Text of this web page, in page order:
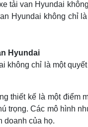
tải van Hyundai
Hyundai không chỉ
Hyundai
không chỉ là một
thiết kế là một điểm
trọng. Các mô hình
doanh của họ.